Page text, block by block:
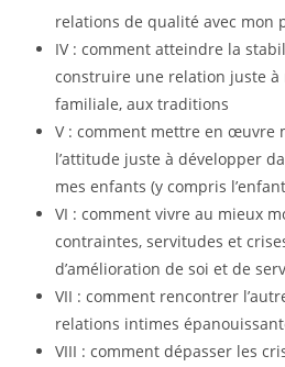
relations de qualité avec mon
IV : comment atteindre la
construire une relation juste à
familiale, aux traditions
V : comment mettre en œuvre
l’attitude juste à développer
mes enfants (y compris
VI : comment vivre au mieux
contraintes, servitudes et
d’amélioration de soi et de
VII : comment rencontrer
relations intimes
VIII : comment dépasser les